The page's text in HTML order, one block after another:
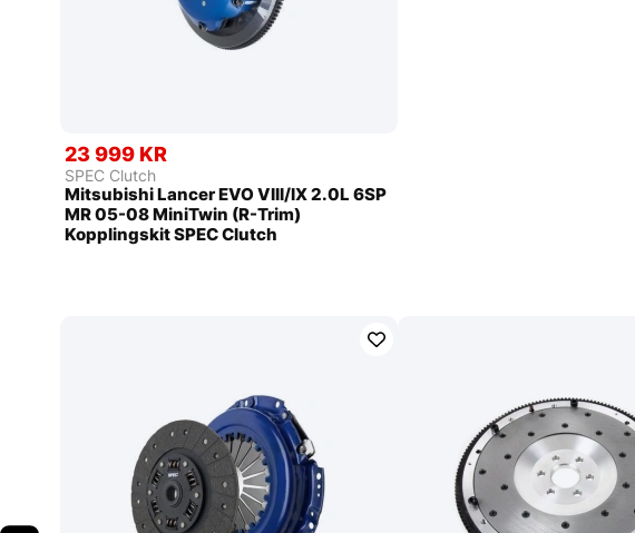
23 999 KR
SPEC Clutch
Mitsubishi Lancer EVO VIII/IX 2.0L 6SP
MR 05-08 MiniTwin (R-Trim)
Kopplingskit SPEC Clutch